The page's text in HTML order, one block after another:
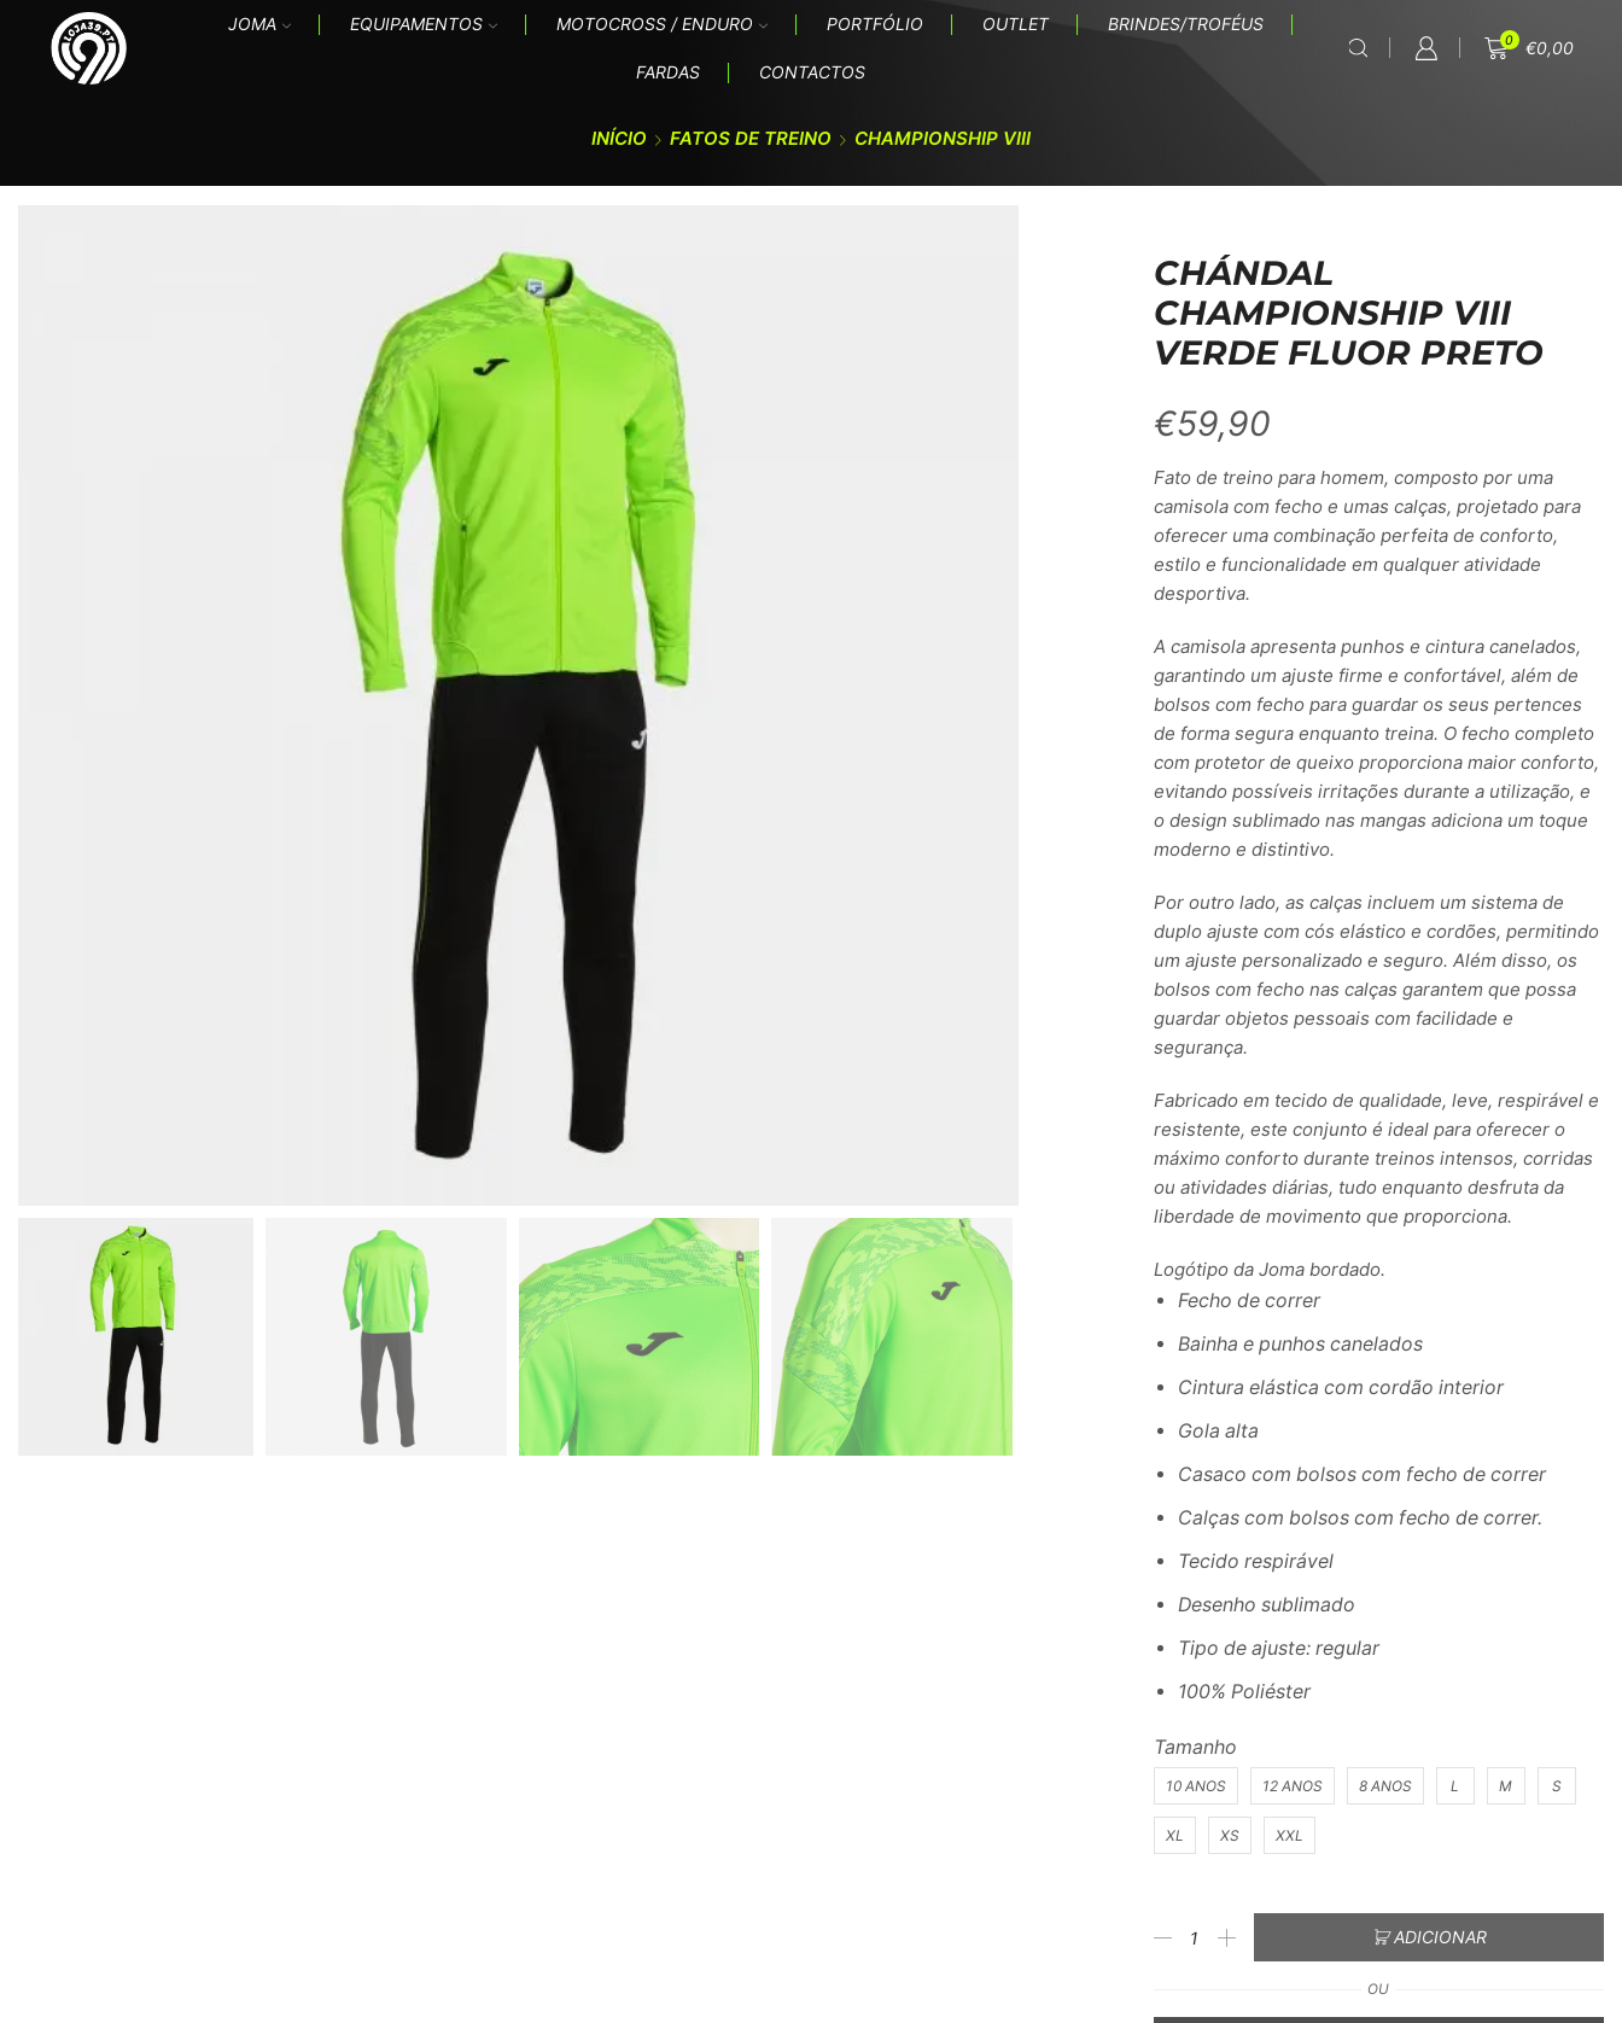
JOMA EQUIPAMENTOS MOTOCROSS / ENDURO PORTFÓLIO OUTLET BRINDES/TROFÉUS
FARDAS CONTACTOS
0 €0,00
INÍCIO FATOS DE TREINO CHAMPIONSHIP VIII
CHÁNDAL
CHAMPIONSHIP VIII
VERDE FLUOR PRETO
€59,90
Fato de treino para homem, composto por uma
camisola com fecho e umas calças, projetado para
oferecer uma combinação perfeita de conforto,
estilo e funcionalidade em qualquer atividade
desportiva.
A camisola apresenta punhos e cintura canelados,
garantindo um ajuste firme e confortável, além de
bolsos com fecho para guardar os seus pertences
de forma segura enquanto treina. O fecho completo
com protetor de queixo proporciona maior conforto,
evitando possíveis irritações durante a utilização, e
o design sublimado nas mangas adiciona um toque
moderno e distintivo.
Por outro lado, as calças incluem um sistema de
duplo ajuste com cós elástico e cordões, permitindo
um ajuste personalizado e seguro. Além disso, os
bolsos com fecho nas calças garantem que possa
guardar objetos pessoais com facilidade e
segurança.
Fabricado em tecido de qualidade, leve, respirável e
resistente, este conjunto é ideal para oferecer o
máximo conforto durante treinos intensos, corridas
ou atividades diárias, tudo enquanto desfruta da
liberdade de movimento que proporciona.
Logótipo da Joma bordado.
Fecho de correr
Bainha e punhos canelados
Cintura elástica com cordão interior
Gola alta
Casaco com bolsos com fecho de correr
Calças com bolsos com fecho de correr.
Tecido respirável
Desenho sublimado
Tipo de ajuste: regular
100% Poliéster
Tamanho
10 ANOS 12 ANOS 8 ANOS L M S
XL XS XXL
ADICIONAR
OU